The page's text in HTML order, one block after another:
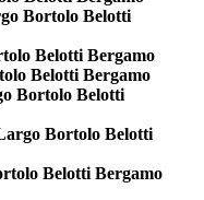
Bortolo Belotti
Belotti Bergamo
Belotti Bergamo
Bortolo Belotti
Bortolo Belotti
Belotti Bergamo